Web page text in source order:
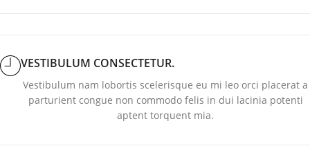
VESTIBULUM CONSECTETUR.
Vestibulum nam lobortis scelerisque eu mi leo orci placerat a
parturient congue non commodo felis in dui lacinia potenti
aptent torquent mia.